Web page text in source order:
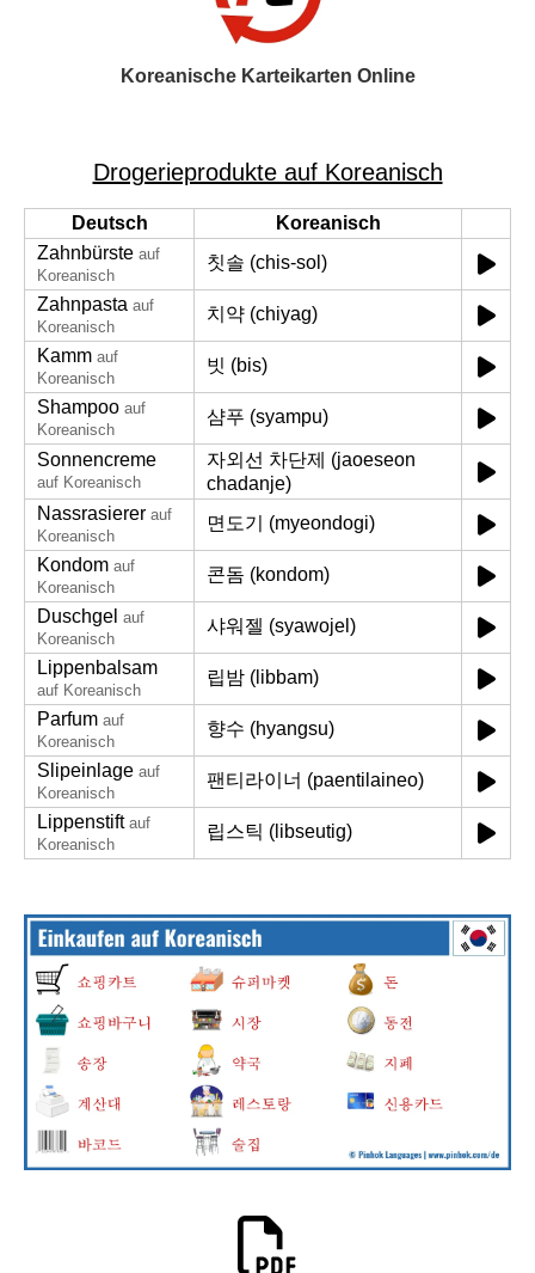
Koreanische Karteikarten Online
Drogerieprodukte auf Koreanisch
Deutsch
Koreanisch
Zahnbürste auf
Koreanisch
칫솔 (chis-sol)
Zahnpasta auf
Koreanisch
치약 (chiyag)
Kamm auf
Koreanisch
빗 (bis)
Shampoo auf
Koreanisch
샴푸 (syampu)
Sonnencreme
auf Koreanisch
자외선 차단제 (jaoeseon
chadanje)
Nassrasierer auf
Koreanisch
면도기 (myeondogi)
Kondom auf
Koreanisch
콘돔 (kondom)
Duschgel auf
Koreanisch
샤워젤 (syawojel)
Lippenbalsam
auf Koreanisch
립밤 (libbam)
Parfum auf
Koreanisch
향수 (hyangsu)
Slipeinlage auf
Koreanisch
팬티라이너 (paentilaineo)
Lippenstift auf
Koreanisch
립스틱 (libseutig)